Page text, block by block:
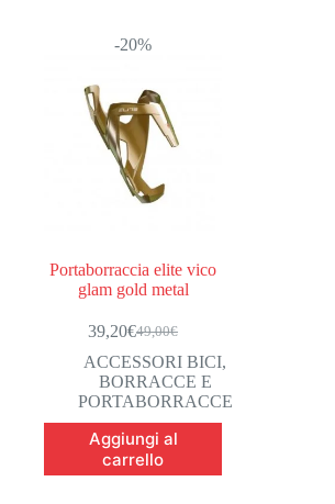
-20%
Portaborraccia elite vico
glam gold metal
49,00€
Il
prezzo
originale
era:
49,00€.
39,20€Il
prezzo
attuale
è:
39,20€.
ACCESSORI BICI,
BORRACCE E
PORTABORRACCE
Aggiungi al
carrello